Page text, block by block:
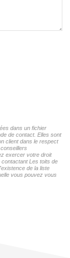
dans un fichier
de contact. Elles sont
client dans le respect
exercer votre droit
Les toits de
de la liste
vous pouvez vous